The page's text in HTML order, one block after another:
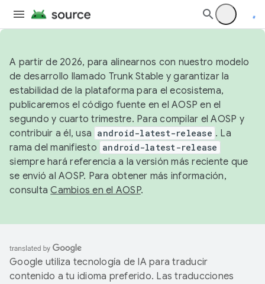
A partir de 2026, para alinearnos con nuestro modelo
de desarrollo llamado Trunk Stable y garantizar la
estabilidad de la plataforma para el ecosistema,
publicaremos el código fuente en el AOSP en el
segundo y cuarto trimestre. Para compilar el AOSP y
contribuir a él, usa android-latest-release . La
rama del manifiesto android-latest-release
siempre hará referencia a la versión más reciente que
se envió al AOSP. Para obtener más información,
consultaCambios en el AOSP.
Google utiliza tecnología de IA para traducir
contenido a tu idioma preferido. Las traducciones